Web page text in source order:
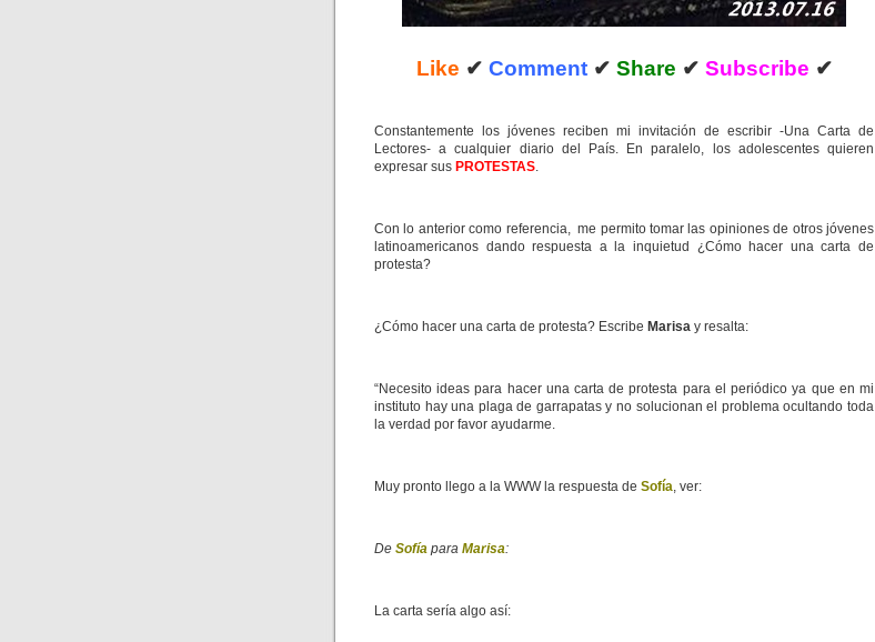
Like ✔ Comment✔ Share ✔ Subscribe ✔
Constantemente los jóvenes reciben mi invitación de escribir -Una Carta de
Lectores- a cualquier diario del País. En paralelo, los adolescentes quieren
expresar sus PROTESTAS.
Con lo anterior como referencia, me permito tomar las opiniones de otros jóvenes
latinoamericanos dando respuesta a la inquietud ¿Cómo hacer una carta de
protesta?
¿Cómo hacer una carta de protesta? Escribe Marisa y resalta:
“Necesito ideas para hacer una carta de protesta para el periódico ya que en mi
instituto hay una plaga de garrapatas y no solucionan el problema ocultando toda
la verdad por favor ayudarme.
Muy pronto llego a la WWW la respuesta de Sofía, ver:
De Sofía para Marisa:
La carta sería algo así: